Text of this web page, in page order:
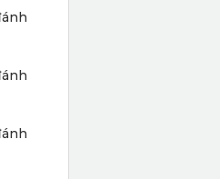
Mercedes CLA có thể dễ dàng